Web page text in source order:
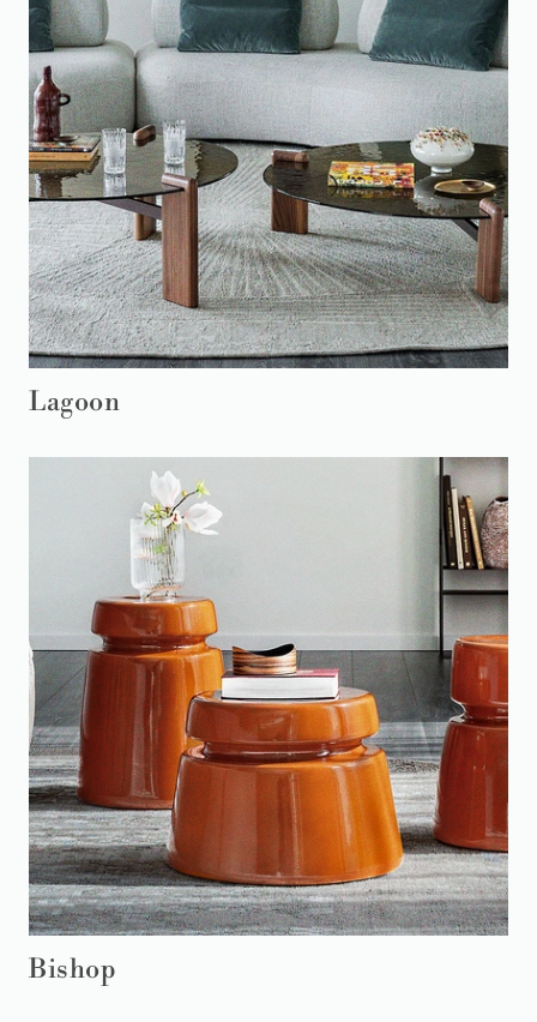
Lagoon
Bishop